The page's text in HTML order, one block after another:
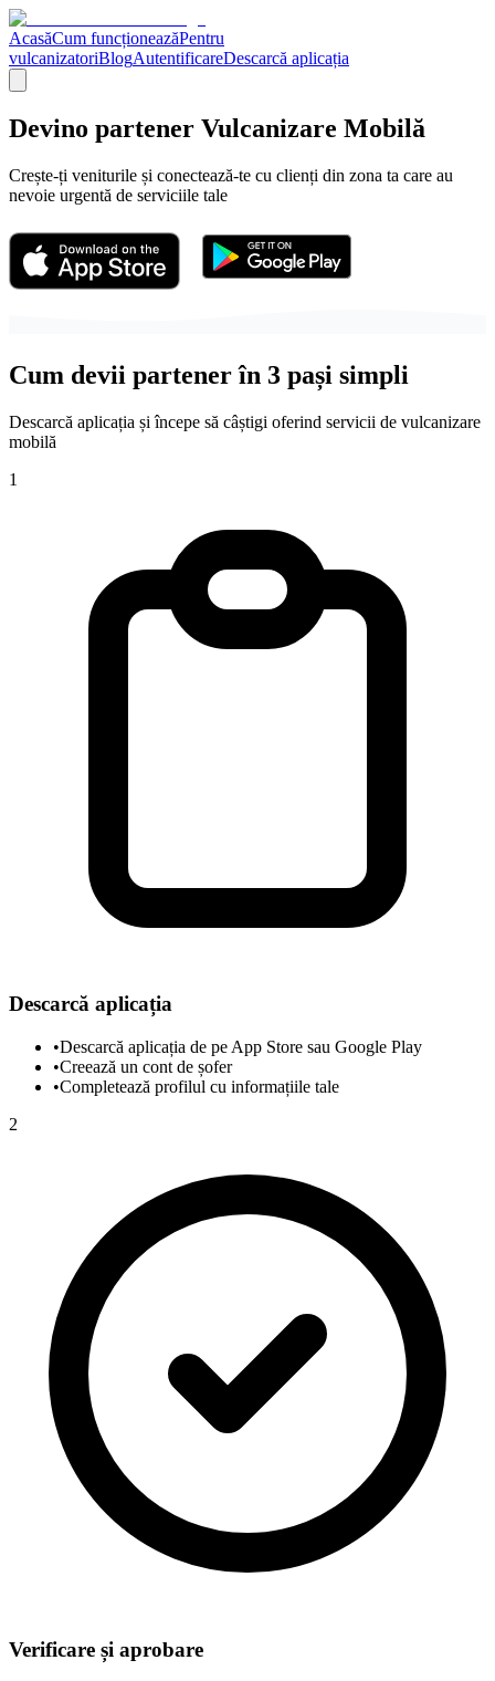
AcasăCum funcționeazăPentru
vulcanizatoriBlogAutentificareDescarcă aplicația
Devino partener Vulcanizare Mobilă
Crește-ți veniturile și conectează-te cu clienți din zona ta care au
nevoie urgentă de serviciile tale
Cum devii partener în 3 pași simpli
Descarcă aplicația și începe să câștigi oferind servicii de vulcanizare
mobilă
1
Descarcă aplicația
•Descarcă aplicația de pe App Store sau Google Play
•Creează un cont de șofer
•Completează profilul cu informațiile tale
2
Verificare și aprobare